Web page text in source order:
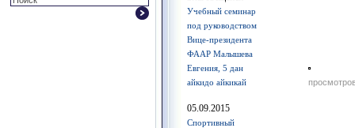
Учебный семинар
под руководством
Вице-президента
ФААР Малышева
Евгения, 5 дан
айкидо айкикай
05.09.2015
Спортивный